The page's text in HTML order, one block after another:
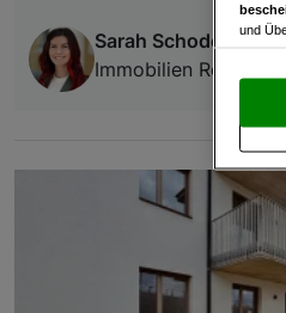
Sarah Schoder
Immobilien
und
und
Wir
Zugriff
und
Liste